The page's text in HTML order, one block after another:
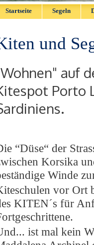
Startseite Segeln
und
auf
Porto
“Düse“ der
Korsika
Winde
vor Ort
KITEN´s für
ist mal kein